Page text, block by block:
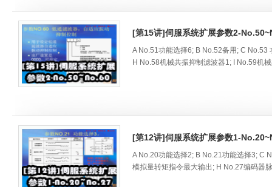
化、电气系统、工业IT与制造业信息化、
具规模和影响力的品牌展会，为展商与专
[第15讲]伺服系统扩展参数2-
A No.51功能选择6; B No.52备用; C
H No.58机械共振抑制滤波器1; I No.59机
[第12讲]伺服系统扩展参数1-
A No.20功能选择2; B No.21功能选择3; C
模拟量转矩指令最大输出; H No.27编码器